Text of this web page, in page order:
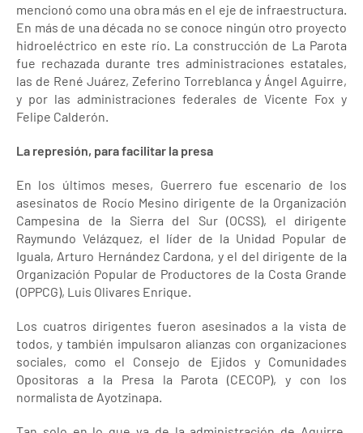
mencionó como una obra más en el eje de infraestructura.
En más de una década no se conoce ningún otro proyecto
hidroeléctrico en este río. La construcción de La Parota
fue rechazada durante tres administraciones estatales,
las de René Juárez, Zeferino Torreblanca y Ángel Aguirre,
y por las administraciones federales de Vicente Fox y
Felipe Calderón.
La represión, para facilitar la presa
En los últimos meses, Guerrero fue escenario de los
asesinatos de Rocío Mesino dirigente de la Organización
Campesina de la Sierra del Sur (OCSS), el dirigente
Raymundo Velázquez, el líder de la Unidad Popular de
Iguala, Arturo Hernández Cardona, y el del dirigente de la
Organización Popular de Productores de la Costa Grande
(OPPCG), Luis Olivares Enrique.
Los cuatros dirigentes fueron asesinados a la vista de
todos, y también impulsaron alianzas con organizaciones
sociales, como el Consejo de Ejidos y Comunidades
Opositoras a la Presa la Parota (CECOP), y con los
normalista de Ayotzinapa.